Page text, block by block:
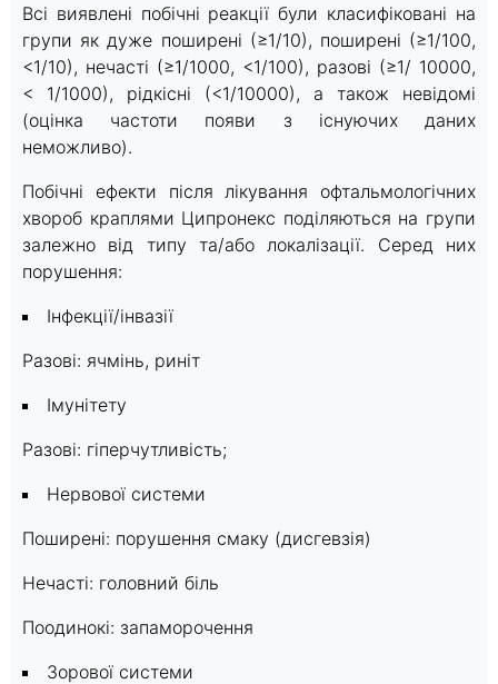
Всі виявлені побічні реакції були класифіковані на
групи як дуже поширені (≥1/10), поширені (≥1/100,
<1/10), нечасті (≥1/1000, <1/100), разові (≥1/ 10000,
< 1/1000), рідкісні (<1/10000), а також невідомі
(оцінка частоти появи з існуючих даних
неможливо).
Побічні ефекти після лікування офтальмологічних
хвороб краплями Ципронекс поділяються на групи
залежно від типу та/або локалізації. Серед них
порушення:
Інфекції/інвазії
Разові: ячмінь, риніт
Імунітету
Разові: гіперчутливість;
Нервової системи
Поширені: порушення смаку (дисгевзія)
Нечасті: головний біль
Поодинокі: запаморочення
Зорової системи